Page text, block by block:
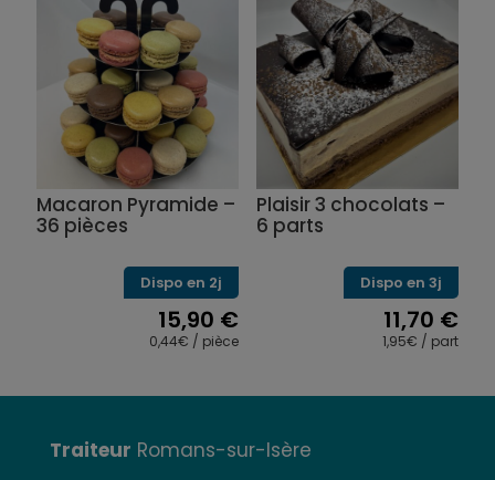
Macaron Pyramide –
36 pièces
Dispo en 2j
15,90 €
0,44€ / pièce
Plaisir 3 chocolats –
6 parts
Dispo en 3j
11,70 €
1,95€ / part
Traiteur Romans-sur-Isère